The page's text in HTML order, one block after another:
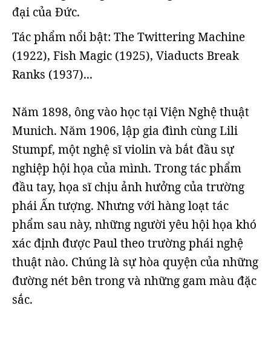
đại của Đức.
Tác phẩm nổi bật: The Twittering Machine
(1922), Fish Magic (1925), Viaducts Break
Ranks (1937)...
Năm 1898, ông vào học tại Viện Nghệ thuật
Munich. Năm 1906, lập gia đình cùng Lili
Stumpf, một nghệ sĩ violin và bắt đầu sự
nghiệp hội họa của mình. Trong tác phẩm
đầu tay, họa sĩ chịu ảnh hưởng của trường
phái Ấn tượng. Nhưng với hàng loạt tác
phẩm sau này, những người yêu hội họa khó
xác định được Paul theo trường phái nghệ
thuật nào. Chúng là sự hòa quyện của những
đường nét bên trong và những gam màu đặc
sắc.